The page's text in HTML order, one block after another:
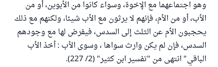
وهو اجتماعهما مع الإخوة، وسواء كانوا من الأبوين، أو من
الأب، أو من الأم، فإنهم لا يرثون مع الأب شيئا، ولكنهم مع ذلك
يحجبون الأم عن الثلث إلى السدس، فيفرض لها مع وجودهم
السدس، فإن لم يكن وارث سواها ، وسوى الأب : أخذ الأب
الباقي" انتهى من "تفسير ابن كثير" (2/ 227).